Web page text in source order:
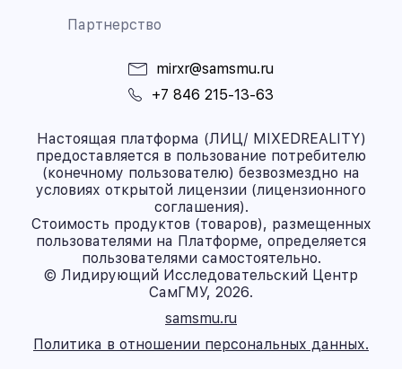
Партнерство
mirxr@samsmu.ru
+7 846 215-13-63
Настоящая платформа (ЛИЦ/ MIXEDREALITY)
предоставляется в пользование потребителю
(конечному пользователю) безвозмездно на
условиях открытой лицензии (лицензионного
соглашения).
Стоимость продуктов (товаров), размещенных
пользователями на Платформе, определяется
пользователями самостоятельно.
© Лидирующий Исследовательский Центр
СамГМУ, 2026.
samsmu.ru
Политика в отношении персональных данных.